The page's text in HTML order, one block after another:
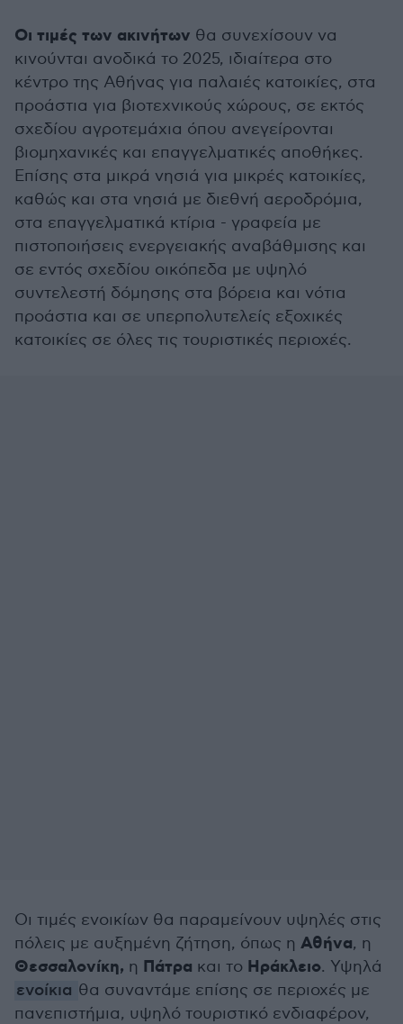
Οι τιμές των ακινήτων θα συνεχίσουν να
κινούνται ανοδικά το 2025, ιδιαίτερα στο
κέντρο της Αθήνας για παλαιές κατοικίες, στα
προάστια για βιοτεχνικούς χώρους, σε εκτός
σχεδίου αγροτεμάχια όπου ανεγείρονται
βιομηχανικές και επαγγελματικές αποθήκες.
Επίσης στα μικρά νησιά για μικρές κατοικίες,
καθώς και στα νησιά με διεθνή αεροδρόμια,
στα επαγγελματικά κτίρια - γραφεία με
πιστοποιήσεις ενεργειακής αναβάθμισης και
σε εντός σχεδίου οικόπεδα με υψηλό
συντελεστή δόμησης στα βόρεια και νότια
προάστια και σε υπερπολυτελείς εξοχικές
κατοικίες σε όλες τις τουριστικές περιοχές.
Οι τιμές ενοικίων θα παραμείνουν υψηλές στις
πόλεις με αυξημένη ζήτηση, όπως η Αθήνα, η
Θεσσαλονίκη, η Πάτρα και το Ηράκλειο. Υψηλά
ενοίκια θα συναντάμε επίσης σε περιοχές με
πανεπιστήμια, υψηλό τουριστικό ενδιαφέρον,